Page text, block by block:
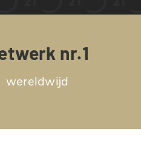
nr.1
wereldwijd